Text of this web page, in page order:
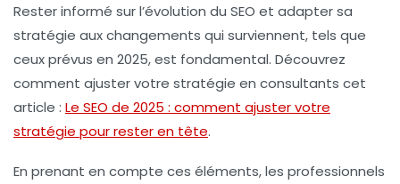
Rester informé sur l’évolution du SEO et adapter sa
stratégie aux changements qui surviennent, tels que
ceux prévus en 2025, est fondamental. Découvrez
comment ajuster votre stratégie en consultants cet
article : Le SEO de 2025 : comment ajuster votre
stratégie pour rester en tête.
En prenant en compte ces éléments, les professionnels